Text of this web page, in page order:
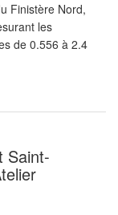
Finistère Nord,
les
de 0.556 à 2.4
Saint-